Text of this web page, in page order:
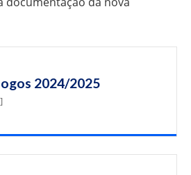
2024/2025